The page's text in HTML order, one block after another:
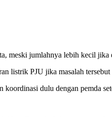
meski jumlahnya lebih kecil
listrik PJU jika masalah
dulu dengan pemda